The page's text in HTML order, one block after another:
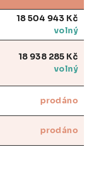
18 504 943 Kč
volný
18 938 285 Kč
volný
prodáno
prodáno